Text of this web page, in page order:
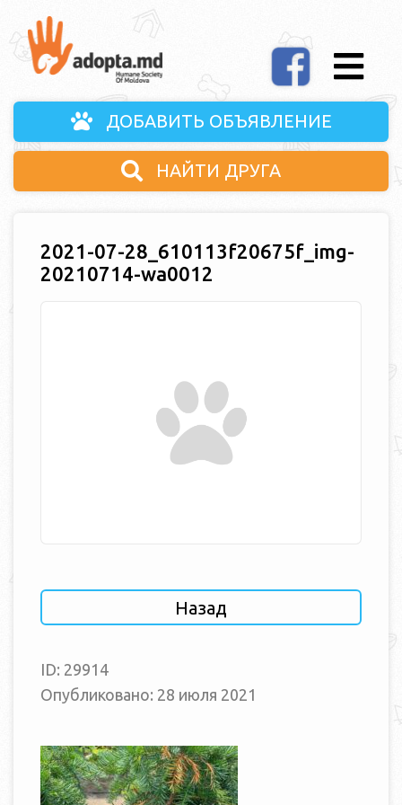
ДОБАВИТЬ ОБЪЯВЛЕНИЕ
НАЙТИ ДРУГА
2021-07-28_610113f20675f_img-
20210714-wa0012
Назад
ID: 29914
Опубликовано: 28 июля 2021